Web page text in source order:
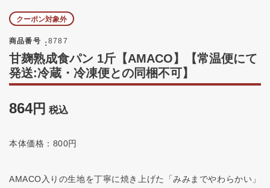
クーポン対象外
商品番号 8787
甘麹熟成食パン 1斤【AMACO】【常温便にて
発送:冷蔵・冷凍便との同梱不可】
864 税込
本体価格：800円
AMACO入りの生地を丁寧に焼き上げた「みみまでやわらかい」